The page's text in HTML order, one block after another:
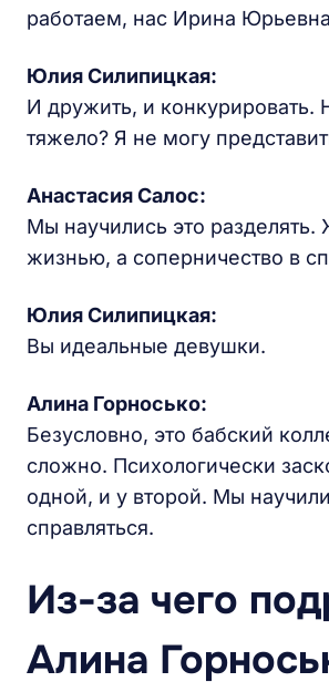
работаем, нас Ирина
Юлия Силипицкая:
И дружить, и конкурировать.
тяжело? Я не могу
Анастасия Салос:
Мы научились это разделять.
жизнью, а соперничество в
Юлия Силипицкая:
Вы идеальные девушки.
Алина Горносько:
Безусловно, это бабский
сложно. Психологически
одной, и у второй. Мы
справляться.
Из-за чего
Алина